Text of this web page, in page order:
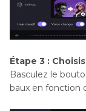
Étape 3 :
Basculez le
baux en fonction